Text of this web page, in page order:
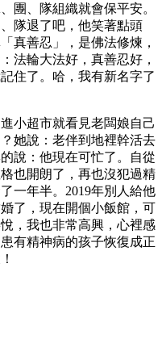
團、隊組織就會保平安。
隊退了吧，他笑著點頭
真善忍」，是佛法修煉，
法輪大法好，真善忍好，
住了。哈，我有新名字了
小超市就看見老闆娘自己
她說：老伴到地裡幹活去
說：他現在可忙了。自從
也開朗了，再也沒犯過精
一年半。2019年別人給他
了，現在開個小飯館，可
，我也非常高興，心裡感
有精神病的孩子恢復成正